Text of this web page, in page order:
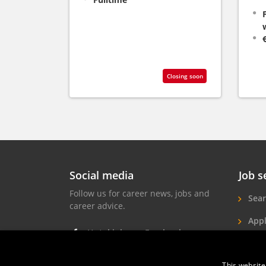
Closing soon
Social media
Follow us for career news, jobs and
career advice.
Hotel jobs on Facebook
Job